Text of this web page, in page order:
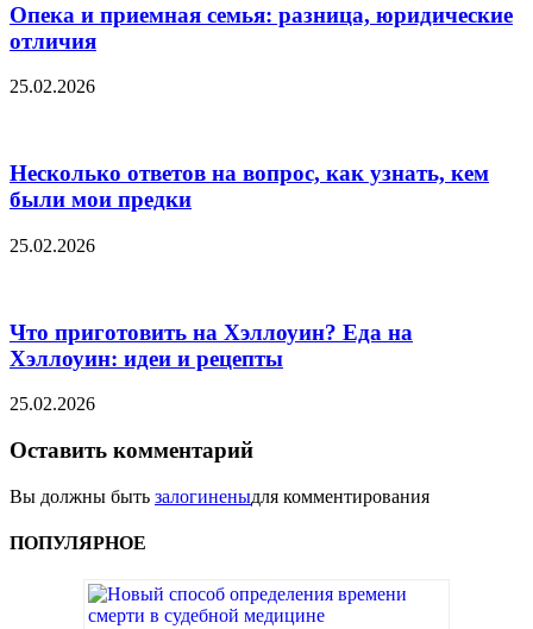
Опека и приемная семья: разница, юридические
отличия
25.02.2026
Несколько ответов на вопрос, как узнать, кем
были мои предки
25.02.2026
Что приготовить на Хэллоуин? Еда на
Хэллоуин: идеи и рецепты
25.02.2026
Оставить комментарий
Вы должны быть залогиненыдля комментирования
ПОПУЛЯРНОЕ